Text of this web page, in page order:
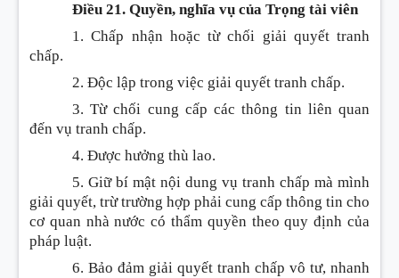
Điều 21. Quyền, nghĩa vụ của Trọng tài viên
1. Chấp nhận hoặc từ chối giải quyết tranh
chấp.
2. Độc lập trong việc giải quyết tranh chấp.
3. Từ chối cung cấp các thông tin liên quan
đến vụ tranh chấp.
4. Được hưởng thù lao.
5. Giữ bí mật nội dung vụ tranh chấp mà mình
giải quyết, trừ trường hợp phải cung cấp thông tin cho
cơ quan nhà nước có thẩm quyền theo quy định của
pháp luật.
6. Bảo đảm giải quyết tranh chấp vô tư, nhanh